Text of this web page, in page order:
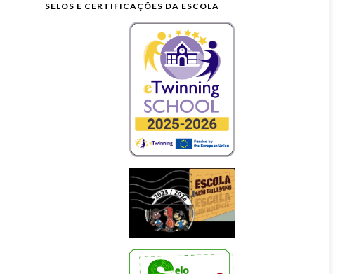
SELOS E CERTIFICAÇÕES DA ESCOLA